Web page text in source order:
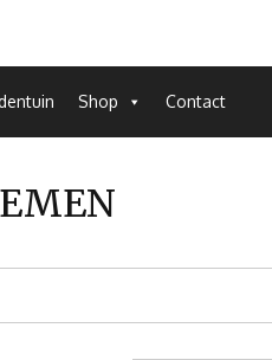
Shop Contact